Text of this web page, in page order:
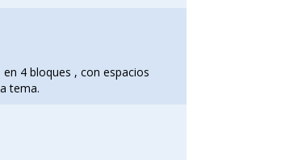
4 bloques , con espacios
tema.